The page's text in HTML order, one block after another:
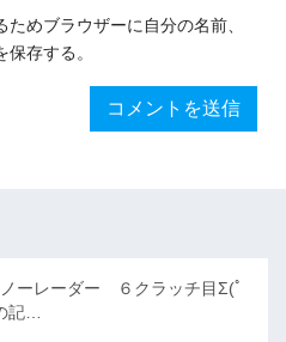
めブラウザーに自分の名前、
存する。
ノーレーダー ６クラッチ目Σ(ﾟ
記…